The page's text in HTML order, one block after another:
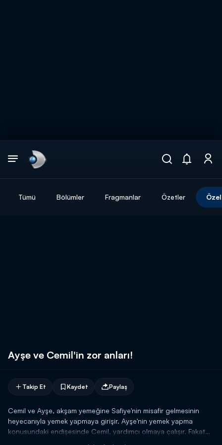
Tümü Bölümler Fragmanlar Özetler
Ayşe ve Cemil'in zor anları!
Takip Et Kaydet Paylaş
Cemil ve Ayşe, akşam yemeğine Safiye'nin misafir gelmesinin
heyecanıyla yemek yapmaya girişir. Ayşe'nin yemek yapma
konusundaki endişesinde Cemil, yardımcı olmaya çalışır. Fakat